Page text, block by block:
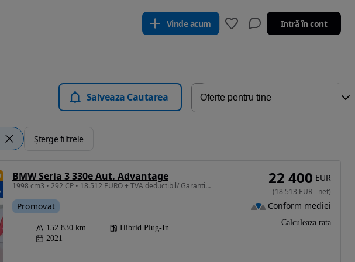
Vinde acum Intră în cont
Salveaza Cautarea
Șterge filtrele
BMW Seria 3 330e Aut. Advantage
1998 cm3 • 292 CP • 18.512 EURO + TVA deductibil/ Garantie pana la 3 Ani/ Istoric Service
Promovat
152 830 km
Hibrid Plug-In
2021
22 400 EUR
(18 513 EUR- net)
Conform mediei
Calculeaza rata